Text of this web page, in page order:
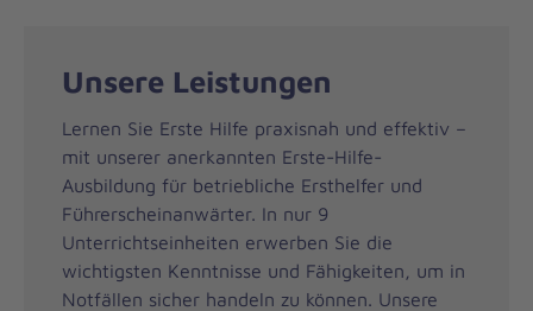
Unsere Leistungen
Lernen Sie Erste Hilfe praxisnah und effektiv –
mit unserer anerkannten Erste-Hilfe-
Ausbildung für betriebliche Ersthelfer und
Führerscheinanwärter. In nur 9
Unterrichtseinheiten erwerben Sie die
wichtigsten Kenntnisse und Fähigkeiten, um in
Notfällen sicher handeln zu können. Unsere